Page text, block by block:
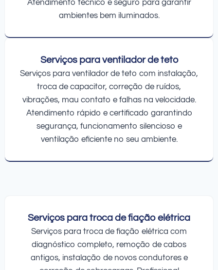
Atendimento técnico e seguro para garantir
ambientes bem iluminados.
Serviços para ventilador de teto
Serviços para ventilador de teto com instalação,
troca de capacitor, correção de ruídos,
vibrações, mau contato e falhas na velocidade.
Atendimento rápido e certificado garantindo
segurança, funcionamento silencioso e
ventilação eficiente no seu ambiente.
Serviços para troca de fiação elétrica
Serviços para troca de fiação elétrica com
diagnóstico completo, remoção de cabos
antigos, instalação de novos condutores e